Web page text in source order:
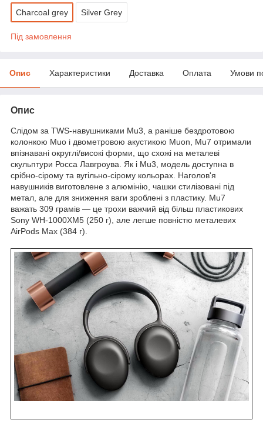
Charcoal grey Silver Grey
Під замовлення
Опис Характеристики Доставка Оплата Умови
Опис
Слідом за TWS-навушниками Mu3, а раніше бездротовою
колонкою Muo і двометровою акустикою Muon, Mu7 отримали
впізнавані округлі/високі форми, що схожі на металеві
скульптури Росса Лавгроува. Як і Mu3, модель доступна в
срібно-сірому та вугільно-сірому кольорах. Наголов'я
навушників виготовлене з алюмінію, чашки стилізовані під
метал, але для зниження ваги зроблені з пластику. Mu7
важать 309 грамів — це трохи важчий від більш пластикових
Sony WH-1000XM5 (250 г), але легше повністю металевих
AirPods Max (384 г).